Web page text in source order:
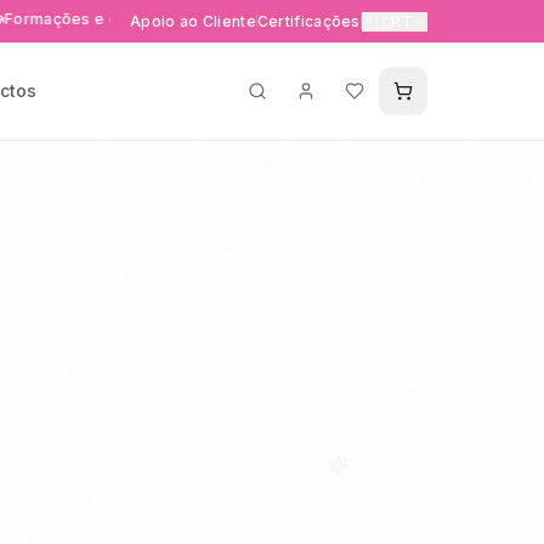
e eventos exclusivos Entrega rápida 24-48h em
Apoio ao ClienteCertificações🇵🇹